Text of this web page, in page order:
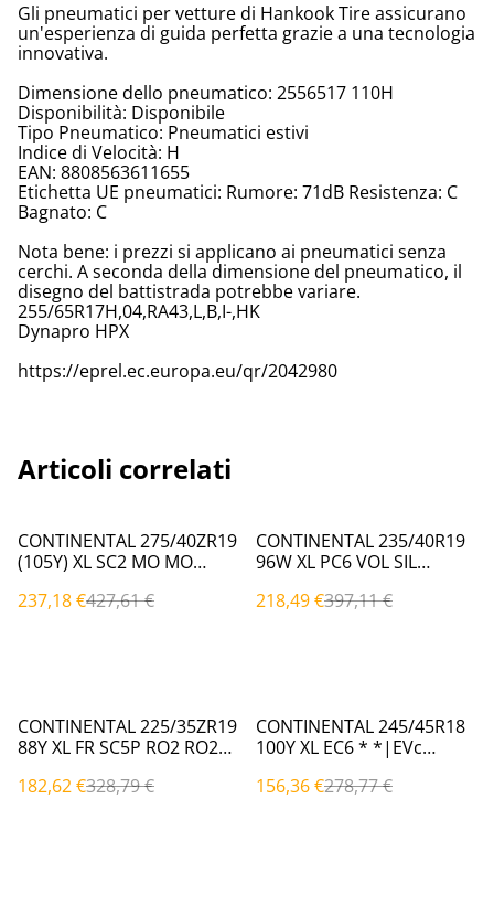
Gli pneumatici per vetture di Hankook Tire assicurano
un'esperienza di guida perfetta grazie a una tecnologia
innovativa.
Dimensione dello pneumatico: 2556517 110H
Disponibilità: Disponibile
Tipo Pneumatico: Pneumatici estivi
Indice di Velocità: H
EAN: 8808563611655
Etichetta UE pneumatici: Rumore: 71dB Resistenza: C
Bagnato: C
Nota bene: i prezzi si applicano ai pneumatici senza
cerchi. A seconda della dimensione del pneumatico, il
disegno del battistrada potrebbe variare.
255/65R17H,04,RA43,L,B,I-,HK
Dynapro HPX
https://eprel.ec.europa.eu/qr/2042980
Articoli correlati
%
CONTINENTAL 275/40ZR19
(105Y) XL SC2 MO MO
237,18 €427,61 €
%
CONTINENTAL 235/40R19
96W XL PC6 VOL SIL
218,49 €397,11 €
%
CONTINENTAL 225/35ZR19
88Y XL FR SC5P RO2 RO2
182,62 €328,79 €
%
CONTINENTAL 245/45R18
100Y XL EC6 * *|EVc
156,36 €278,77 €